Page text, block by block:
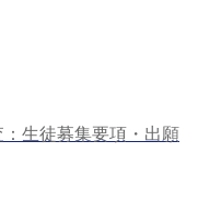
生徒募集要項・出願